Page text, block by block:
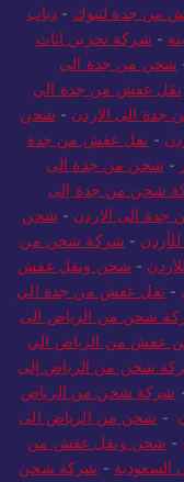
من جدة لتبوك - دباب
- شركة تخزين اثاث
شحن من جدة الى
نقل عفش من جدة الي
الى الاردن - شحن
- نقل عفش من جدة
- شحن من جدة الى
شحن من جدة إلى
الى الاردن - شحن
- شركة شحن من
- شحن ونقل عفش
- نقل عفش من جدة الي
شحن من الرياض الى
عفش من الرياض الي
شحن من الرياض إلى
شركة شحن من الرياض
- شحن من الرياض الى
- شحن ونقل عفش من
- شركة شحن